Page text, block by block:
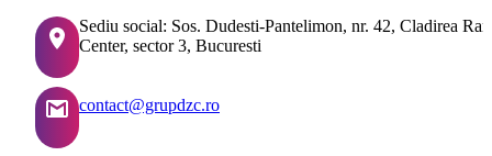
Sediu social: Sos. Dudesti-Pantelimon, nr. 42, Cladirea
Center, sector 3, Bucuresti
contact@grupdzc.ro